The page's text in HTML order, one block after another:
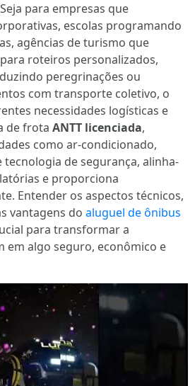
para empresas que
escolas programando
agências de turismo que
roteiros personalizados,
peregrinações ou
com transporte coletivo, o
necessidades logísticas e
de frota ANTT licenciada,
como ar-condicionado,
tecnologia de segurança, alinha-
e proporciona
Entender os aspectos técnicos,
vantagens do aluguel de ônibus
para transformar a
em algo seguro, econômico e